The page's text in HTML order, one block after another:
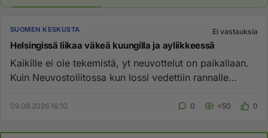
SUOMEN KESKUSTA Ei vastauksia
Helsingissä liikaa väkeä kuungilla ja ayliikkeessä
Kaikille ei ole tekemistä, yt neuvottelut on paikallaan.
Kuin Neuvostoliitossa kun lossi vedettiin rannalle
09.08.2026 16:10 0 <50 0